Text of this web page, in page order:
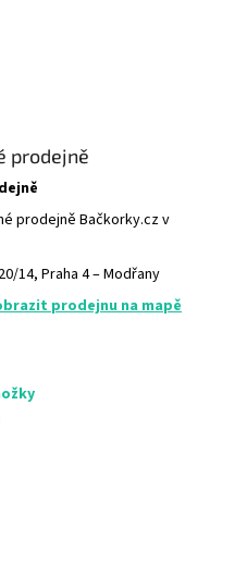
prodejně
prodejně Bačkorky.cz v
14, Praha 4 – Modřany
prodejnu na mapě